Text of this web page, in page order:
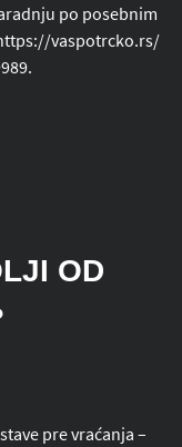
po posebnim
vaspotrcko.rs/
OD
pre vraćanja –